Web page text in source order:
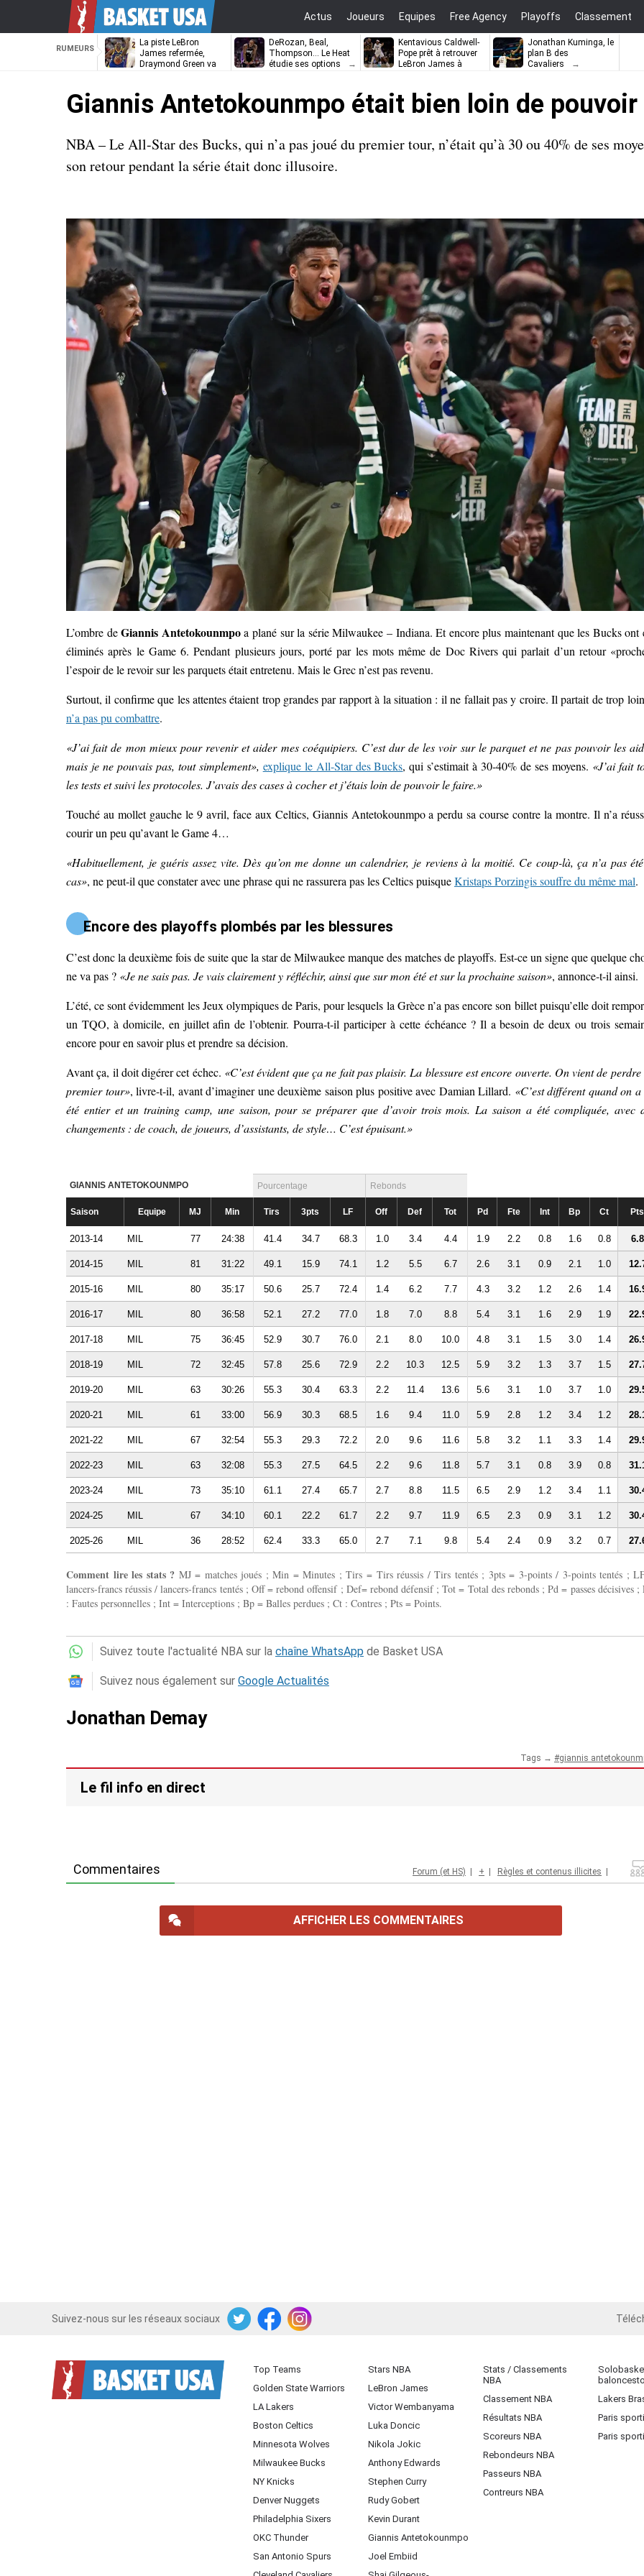
Actus Joueurs Equipes Free Agency Playoffs Classement
RUMEURS
La piste LeBron
James refermée,
Draymond Green va
DeRozan, Beal,
Thompson… Le Heat
étudie ses options
Kentavious Caldwell-
Pope prêt à retrouver
LeBron James à
Jonathan Kuminga, le
plan B des
Cavaliers
Giannis Antetokounmpo était bien loin de
NBA – Le All-Star des Bucks, qui n’a pas joué du premier tour, n’était qu’à 30 ou 40% de ses
son retour pendant la série était donc illusoire.
L’ombre deGiannis Antetokounmpoa plané sur la série Milwaukee – Indiana. Et encore plus maintenant que les Bucks ont
éliminés après le Game 6. Pendant plusieurs jours, porté par les mots même de Doc Rivers qui parlait d’un retour
l’espoir de le revoir sur les parquets était entretenu. Mais le Grec n’est pas revenu.
Surtout, il confirme que les attentes étaient trop grandes par rapport à la situation : il ne fallait pas y croire. Il partait de trop
n’a pas pu combattre.
«J’ai fait de mon mieux pour revenir et aider mes coéquipiers. C’est dur de les voir sur le parquet et ne pas pouvoir les
mais je ne pouvais pas, tout simplement», explique le All-Star des Bucks, qui s’estimait à 30-40% de ses moyens. «J’ai fait
les tests et suivi les protocoles. J’avais des cases à cocher et j’étais loin de pouvoir le faire.»
Touché au mollet gauche le 9 avril, face aux Celtics, Giannis Antetokounmpo a perdu sa course contre la montre. Il n’a
courir un peu qu’avant le Game 4…
«Habituellement, je guéris assez vite. Dès qu’on me donne un calendrier, je reviens à la moitié. Ce coup-là, ça n’a pas
cas», ne peut-il que constater avec une phrase qui ne rassurera pas les Celtics puisqueKristaps Porzingis souffre du même mal.
Encore des playoffs plombés par les blessures
C’est donc la deuxième fois de suite que la star de Milwaukee manque des matches de playoffs. Est-ce un signe que quelque
ne va pas ? «Je ne sais pas. Je vais clairement y réfléchir, ainsi que sur mon été et sur la prochaine saison», annonce-t-il ainsi.
L’été, ce sont évidemment les Jeux olympiques de Paris, pour lesquels la Grèce n’a pas encore son billet puisqu’elle doit
un TQO, à domicile, en juillet afin de l’obtenir. Pourra-t-il participer à cette échéance ? Il a besoin de deux ou trois
encore pour en savoir plus et prendre sa décision.
Avant ça, il doit digérer cet échec. «C’est évident que ça ne fait pas plaisir. La blessure est encore ouverte. On vient de perdre
premier tour», livre-t-il, avant d’imaginer une deuxième saison plus positive avec Damian Lillard. «C’est différent quand on a
été entier et un training camp, une saison, pour se préparer que d’avoir trois mois. La saison a été compliquée, avec
changements : de coach, de joueurs, d’assistants, de style… C’est épuisant.»
GIANNIS ANTETOKOUNMPO Pourcentage Rebonds
Saison Equipe MJ Min Tirs 3pts LF Off Def Tot Pd Fte Int Bp Ct Pts
2013-14 MIL 77 24:38 41.4 34.7 68.3 1.0 3.4 4.4 1.9 2.2 0.8 1.6 0.8 6.8
2014-15 MIL 81 31:22 49.1 15.9 74.1 1.2 5.5 6.7 2.6 3.1 0.9 2.1 1.0
2015-16 MIL 80 35:17 50.6 25.7 72.4 1.4 6.2 7.7 4.3 3.2 1.2 2.6 1.4
2016-17 MIL 80 36:58 52.1 27.2 77.0 1.8 7.0 8.8 5.4 3.1 1.6 2.9 1.9
2017-18 MIL 75 36:45 52.9 30.7 76.0 2.1 8.0 10.0 4.8 3.1 1.5 3.0 1.4
2018-19 MIL 72 32:45 57.8 25.6 72.9 2.2 10.3 12.5 5.9 3.2 1.3 3.7 1.5
2019-20 MIL 63 30:26 55.3 30.4 63.3 2.2 11.4 13.6 5.6 3.1 1.0 3.7 1.0
2020-21 MIL 61 33:00 56.9 30.3 68.5 1.6 9.4 11.0 5.9 2.8 1.2 3.4 1.2
2021-22 MIL 67 32:54 55.3 29.3 72.2 2.0 9.6 11.6 5.8 3.2 1.1 3.3 1.4
2022-23 MIL 63 32:08 55.3 27.5 64.5 2.2 9.6 11.8 5.7 3.1 0.8 3.9 0.8
2023-24 MIL 73 35:10 61.1 27.4 65.7 2.7 8.8 11.5 6.5 2.9 1.2 3.4 1.1
2024-25 MIL 67 34:10 60.1 22.2 61.7 2.2 9.7 11.9 6.5 2.3 0.9 3.1 1.2
2025-26 MIL 36 28:52 62.4 33.3 65.0 2.7 7.1 9.8 5.4 2.4 0.9 3.2 0.7
Comment lire les stats ? MJ = matches joués ; Min = Minutes ; Tirs = Tirs réussis / Tirs tentés ; 3pts = 3-points / 3-points tentés ;
lancers-francs réussis / lancers-francs tentés ; Off = rebond offensif ; Def= rebond défensif ; Tot = Total des rebonds ; Pd = passes décisives ;
: Fautes personnelles ; Int = Interceptions ; Bp = Balles perdues ; Ct : Contres ; Pts = Points.
Suivez toute l'actualité NBA sur la chaîne WhatsApp de Basket USA
Suivez nous également sur Google Actualités
Jonathan Demay
Tags → giannis
Le fil info en direct
Commentaires Forum (et HS) + Règles et contenus illicites
AFFICHER LES COMMENTAIRES
Suivez-nous sur les réseaux sociaux
TwitterFacebookInstagram iOS
Top Teams
Golden State Warriors
LA Lakers
Boston Celtics
Minnesota Wolves
Milwaukee Bucks
NY Knicks
Denver Nuggets
Philadelphia Sixers
OKC Thunder
San Antonio Spurs
Stars NBA
LeBron James
Victor Wembanyama
Luka Doncic
Nikola Jokic
Anthony Edwards
Stephen Curry
Rudy Gobert
Kevin Durant
Giannis Antetokounmpo
Joel Embiid
Stats / Classements
NBA
Classement NBA
Résultats NBA
Scoreurs NBA
Rebondeurs NBA
Passeurs NBA
Contreurs NBA
Lakers
Paris
Paris